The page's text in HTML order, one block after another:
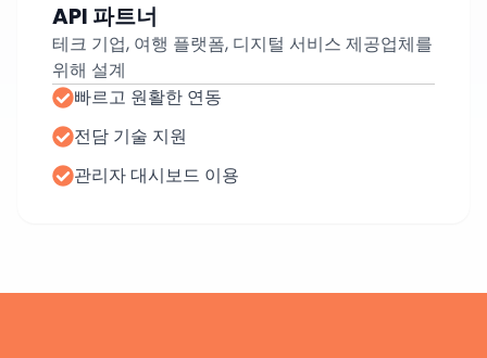
API 파트너
테크 기업, 여행 플랫폼, 디지털 서비스 제공업체를
위해 설계
빠르고 원활한 연동
전담 기술 지원
관리자 대시보드 이용